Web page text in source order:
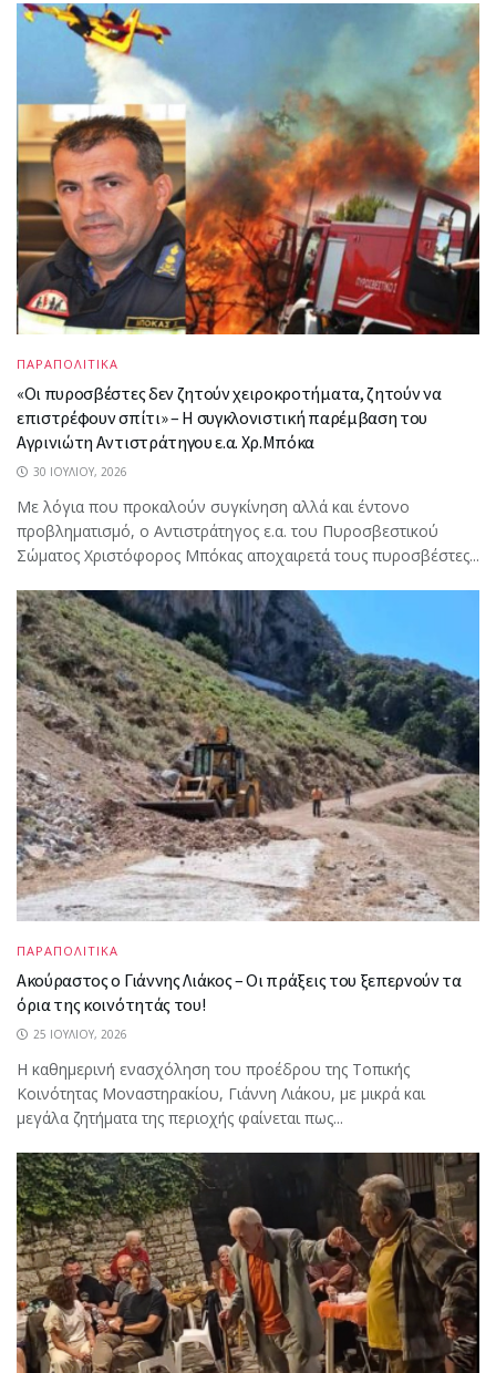
ΠΑΡΑΠΟΛΙΤΙΚΑ
«Οι πυροσβέστες δεν ζητούν χειροκροτήματα, ζητούν να
επιστρέφουν σπίτι» – Η συγκλονιστική παρέμβαση του
Αγρινιώτη Αντιστράτηγου ε.α. Χρ.Μπόκα
30 ΙΟΥΛΊΟΥ, 2026
Με λόγια που προκαλούν συγκίνηση αλλά και έντονο
προβληματισμό, ο Αντιστράτηγος ε.α. του Πυροσβεστικού
Σώματος Χριστόφορος Μπόκας αποχαιρετά τους πυροσβέστες...
ΠΑΡΑΠΟΛΙΤΙΚΑ
Ακούραστος ο Γιάννης Λιάκος – Οι πράξεις του ξεπερνούν τα
όρια της κοινότητάς του!
25 ΙΟΥΛΊΟΥ, 2026
Η καθημερινή ενασχόληση του προέδρου της Τοπικής
Κοινότητας Μοναστηρακίου, Γιάννη Λιάκου, με μικρά και
μεγάλα ζητήματα της περιοχής φαίνεται πως...